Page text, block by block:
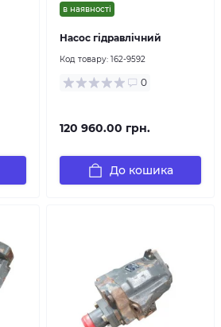
в наявності
Насос гідравлічний
Код товару: 162-9592
0
120 960.00 грн.
До кошика